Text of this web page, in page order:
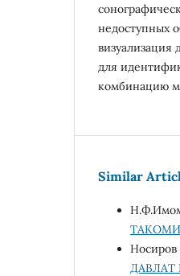
недоступных
визуализация
для
комбинацию
Similar
Носиров